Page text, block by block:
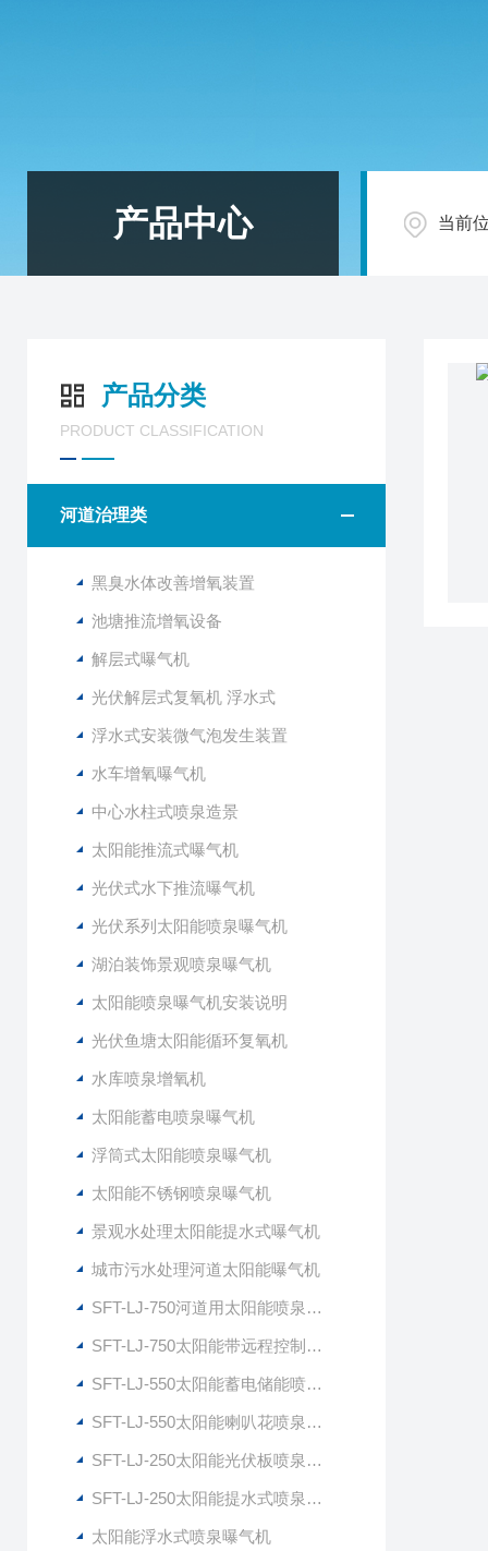
产品中心 当前
产品分类
PRODUCT CLASSIFICATION
河道治理类
黑臭水体改善增氧装置
池塘推流增氧设备
解层式曝气机
光伏解层式复氧机 浮水式
浮水式安装微气泡发生装置
水车增氧曝气机
中心水柱式喷泉造景
太阳能推流式曝气机
光伏式水下推流曝气机
光伏系列太阳能喷泉曝气机
湖泊装饰景观喷泉曝气机
太阳能喷泉曝气机安装说明
光伏鱼塘太阳能循环复氧机
水库喷泉增氧机
太阳能蓄电喷泉曝气机
浮筒式太阳能喷泉曝气机
太阳能不锈钢喷泉曝气机
景观水处理太阳能提水式曝气机
城市污水处理河道太阳能曝气机
SFT-LJ-750河道用太阳能喷泉式曝气机
SFT-LJ-750太阳能带远程控制喷泉曝气机
SFT-LJ-550太阳能蓄电储能喷泉曝气机
SFT-LJ-550太阳能喇叭花喷泉曝气机
SFT-LJ-250太阳能光伏板喷泉曝气机
SFT-LJ-250太阳能提水式喷泉曝气机
太阳能浮水式喷泉曝气机